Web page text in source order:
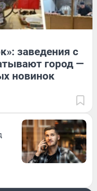
заведения с
город —
новинок